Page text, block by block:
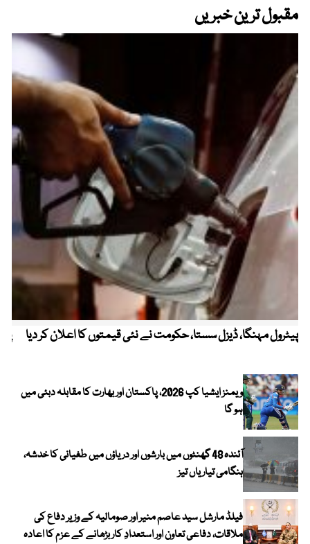
مقبول ترین خبریں
پیٹرول مہنگا، ڈیزل سستا، حکومت نے نئی قیمتوں کا اعلان کر دیا
ویمنز ایشیا کپ 2026، پاکستان اور بھارت کا مقابلہ دبئی میں
ہو گا
آئندہ 48 گھنٹوں میں بارشوں اور دریاؤں میں طغیانی کا خدشہ،
ہنگامی تیاریاں تیز
فیلڈ مارشل سید عاصم منیر اور صومالیہ کے وزیر دفاع کی
ملاقات، دفاعی تعاون اور استعدادِ کار بڑھانے کے عزم کا اعادہ